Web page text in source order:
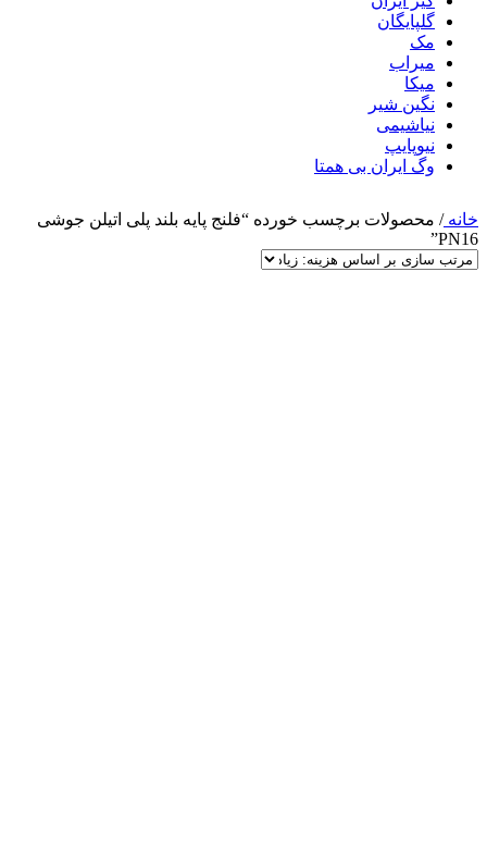
گلپایگان
مک
میراب
میکا
نگین شیر
نیاشیمی
نیوپایپ
وگ ایران بی همتا
خانه/ محصولات برچسب خورده “فلنج پایه بلند پلی اتیلن جوشی
PN16”